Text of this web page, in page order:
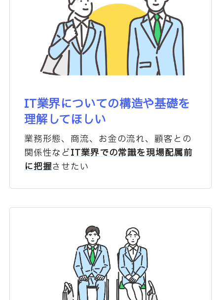
IT業界についての構造や基礎を
理解してほしい
業務形態、商流、お金の流れ、 顧客との
関係性などIT業界での常識を現場配属前
に把握させたい